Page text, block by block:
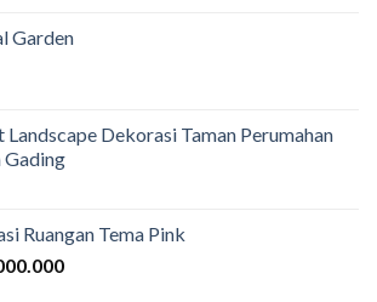
Garden
Landscape Dekorasi Taman Perumahan
Gading
Ruangan Tema Pink